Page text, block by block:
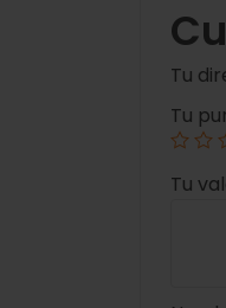
Tu
Tu
Tu